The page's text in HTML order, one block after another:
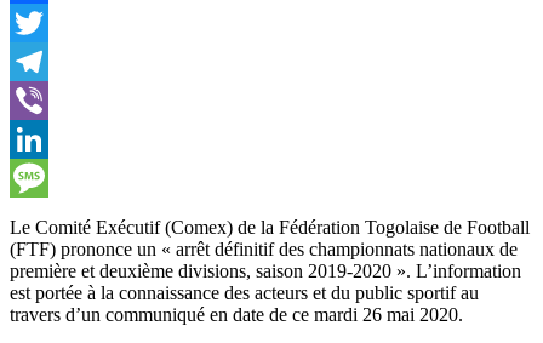
Facebook
Twitter
Telegram
Viber
LinkedIn
Message
Le Comité Exécutif (Comex) de la Fédération Togolaise de Football
(FTF) prononce un « arrêt définitif des championnats nationaux de
première et deuxième divisions, saison 2019-2020 ». L’information
est portée à la connaissance des acteurs et du public sportif au
travers d’un communiqué en date de ce mardi 26 mai 2020.